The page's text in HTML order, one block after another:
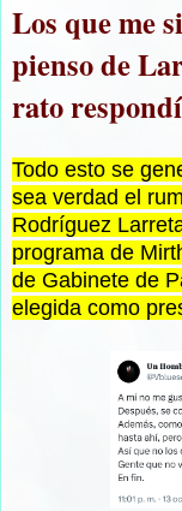
Los que me
pienso de
rato
Todo esto se
sea verdad el
Rodríguez
programa de
de Gabinete de
elegida como